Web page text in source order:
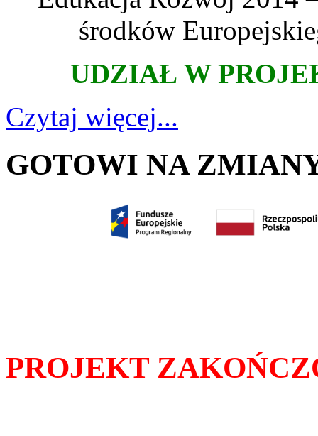
środków
UDZIAŁ W
Czytaj więcej...
GOTOWI NA
PROJEKT